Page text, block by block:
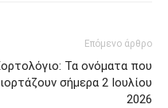
Επόμενο άρθρο
Τα ονόματα που
σήμερα 2 Ιουλίου
2026